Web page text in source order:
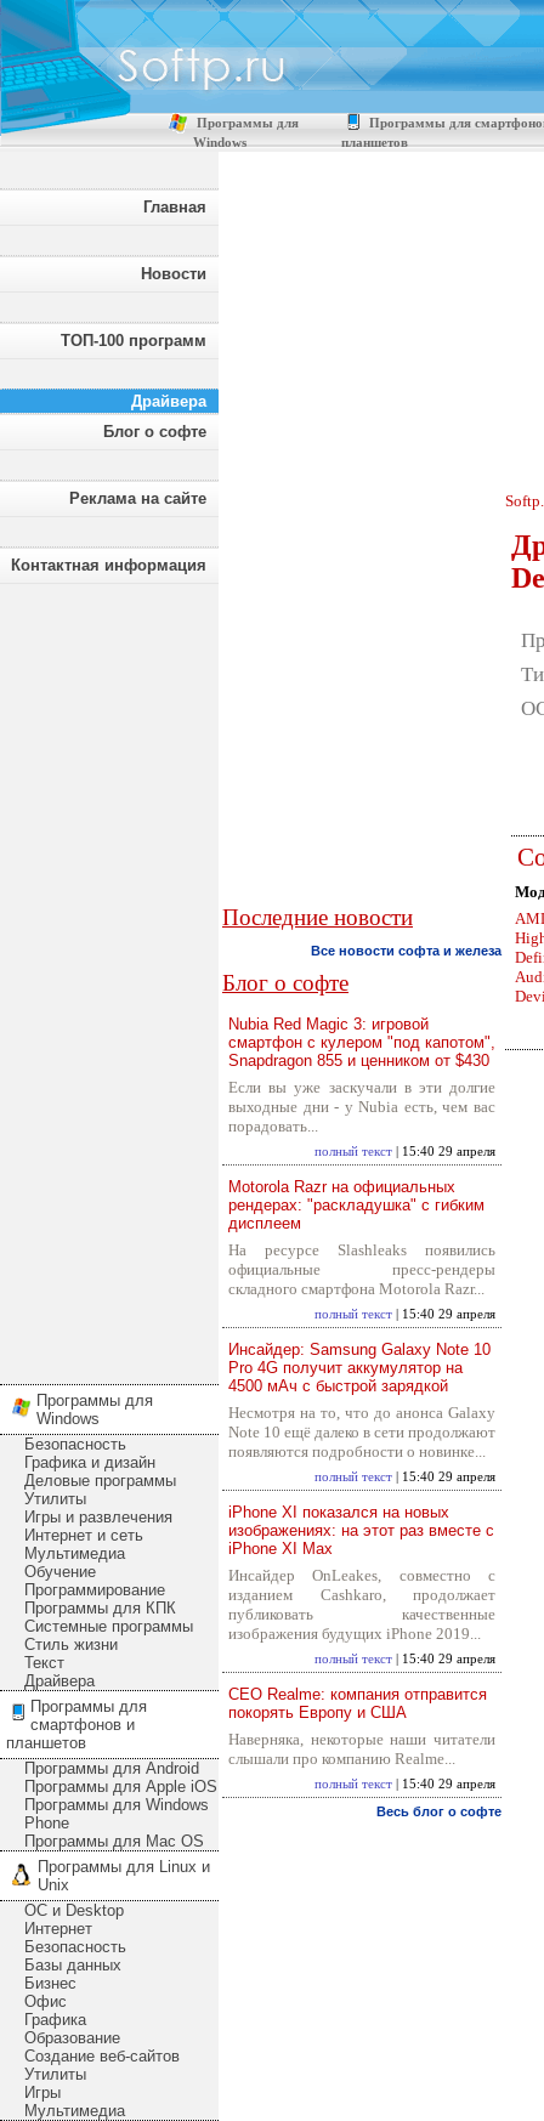
Программы для
Windows
Программы для
планшетов
Главная
Новости
ТОП-100 программ
Драйвера
Блог о софте
Реклама на сайте
Контактная информация
Программы для
Windows
Безопасность
Графика и дизайн
Деловые программы
Утилиты
Игры и развлечения
Интернет и сеть
Мультимедиа
Обучение
Программирование
Программы для КПК
Системные программы
Стиль жизни
Текст
Драйвера
Программы для
смартфонов и
планшетов
Программы для Android
Программы для Apple iOS
Программы для Windows
Phone
Программы для Mac OS
Программы для Linux и
Unix
ОС и Desktop
Интернет
Безопасность
Базы данных
Бизнес
Офис
Графика
Образование
Создание веб-сайтов
Утилиты
Игры
Мультимедиа
Последние новости
Все новости софта и железа
Блог о софте
Nubia Red Magic 3: игровой
смартфон с кулером "под капотом",
Snapdragon 855 и ценником от $430
Если вы уже заскучали в эти долгие
выходные дни - у Nubia есть, чем вас
порадовать...
полный текст | 15:40 29 апреля
Motorola Razr на официальных
рендерах: "раскладушка" с гибким
дисплеем
На ресурсе Slashleaks появились
официальные пресс-рендеры
складного смартфона Motorola Razr...
полный текст | 15:40 29 апреля
Инсайдер: Samsung Galaxy Note 10
Pro 4G получит аккумулятор на
4500 мАч с быстрой зарядкой
Несмотря на то, что до анонса Galaxy
Note 10 ещё далеко в сети продолжают
появляются подробности о новинке...
полный текст | 15:40 29 апреля
iPhone XI показался на новых
изображениях: на этот раз вместе с
iPhone XI Max
Инсайдер OnLeakes, совместно с
изданием Cashkaro, продолжает
публиковать качественные
изображения будущих iPhone 2019...
полный текст | 15:40 29 апреля
CEO Realme: компания отправится
покорять Европу и США
Наверняка, некоторые наши читатели
слышали про компанию Realme...
полный текст | 15:40 29 апреля
Весь блог о софте